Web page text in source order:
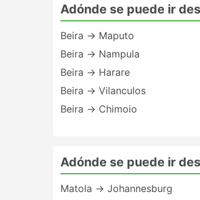
Adónde se puede ir
Beira → Maputo
Beira → Nampula
Beira → Harare
Beira → Vilanculos
Beira → Chimoio
Adónde se puede ir
Matola → Johannesburg